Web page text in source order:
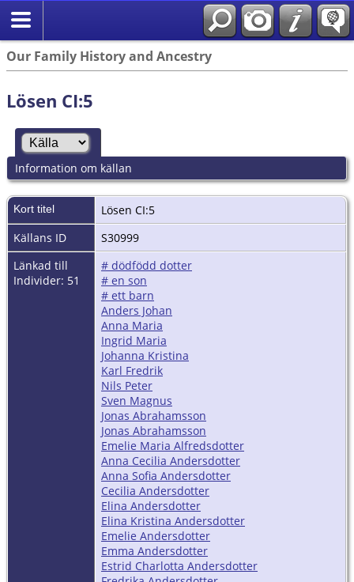
Our Family History and Ancestry
Lösen CI:5
Information om källan
Kort titel
Lösen CI:5
Källans ID
S30999
Länkad till
Individer: 51
# dödfödd dotter
# en son
# ett barn
Anders Johan
Anna Maria
Ingrid Maria
Johanna Kristina
Karl Fredrik
Nils Peter
Sven Magnus
Jonas Abrahamsson
Jonas Abrahamsson
Emelie Maria Alfredsdotter
Anna Cecilia Andersdotter
Anna Sofia Andersdotter
Cecilia Andersdotter
Elina Andersdotter
Elina Kristina Andersdotter
Emelie Andersdotter
Emma Andersdotter
Estrid Charlotta Andersdotter